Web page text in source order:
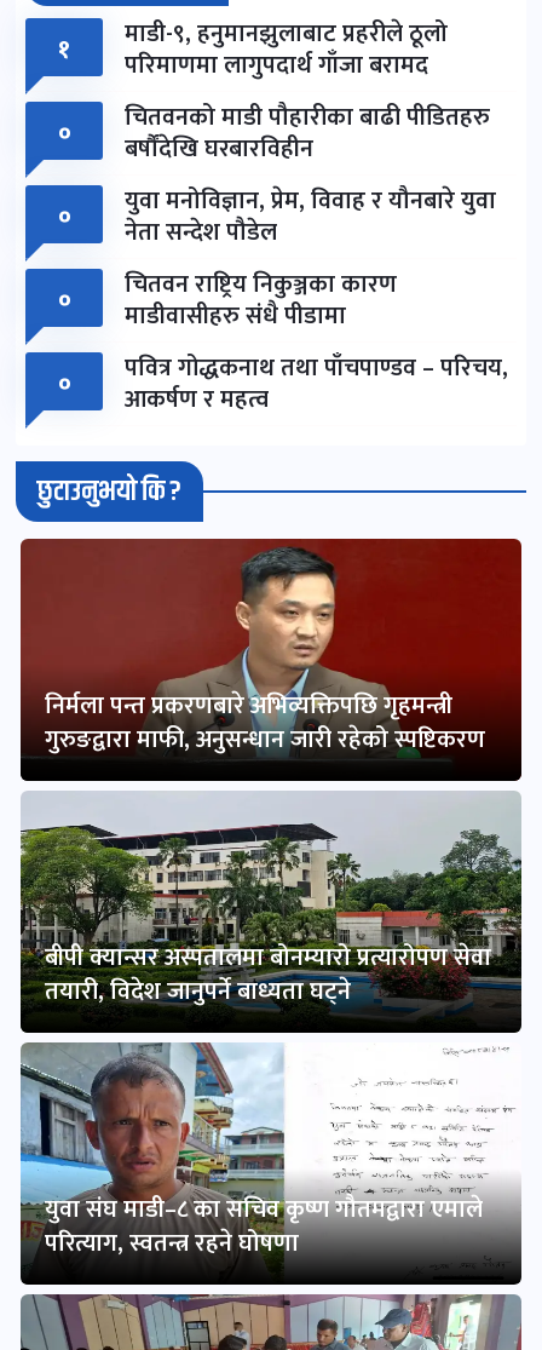
१ माडी-९, हनुमानझुलाबाट प्रहरीले ठूलो
परिमाणमा लागुपदार्थ गाँजा बरामद
०
चितवनको माडी पौहारीका बाढी पीडितहरु
बर्षौंदेखि घरबारविहीन
०
युवा मनोविज्ञान, प्रेम, विवाह र यौनबारे युवा
नेता सन्देश पौडेल
०
चितवन राष्ट्रिय निकुञ्जका कारण
माडीवासीहरु संधै पीडामा
०
पवित्र गोद्धकनाथ तथा पाँचपाण्डव – परिचय,
आकर्षण र महत्व
छुटाउनुभयो कि ?
निर्मला पन्त प्रकरणबारे अभिव्यक्तिपछि गृहमन्त्री
गुरुङद्वारा माफी, अनुसन्धान जारी रहेको स्पष्टिकरण
बीपी क्यान्सर अस्पतालमा बोनम्यारो प्रत्यारोपण सेवा
तयारी, विदेश जानुपर्ने बाध्यता घट्ने
युवा संघ माडी–८ का सचिव कृष्ण गौतमद्वारा एमाले
परित्याग, स्वतन्त्र रहने घोषणा